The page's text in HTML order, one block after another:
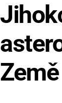
Země